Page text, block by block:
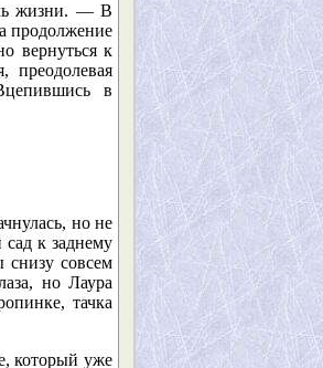
жизни. — В
продолжение
вернуться к
в
но не
к заднему
снизу совсем
но Лаура
тачка
который уже